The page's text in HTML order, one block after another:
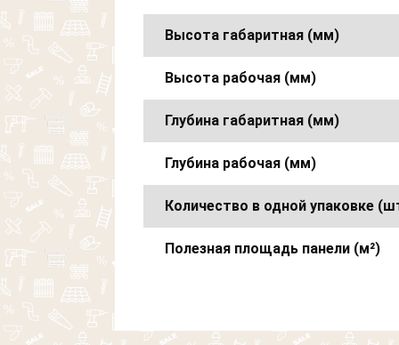
Высота габаритная (мм)
Высота рабочая (мм)
Глубина габаритная (мм)
Глубина рабочая (мм)
Количество в одной упаковке
Полезная площадь панели (м²)